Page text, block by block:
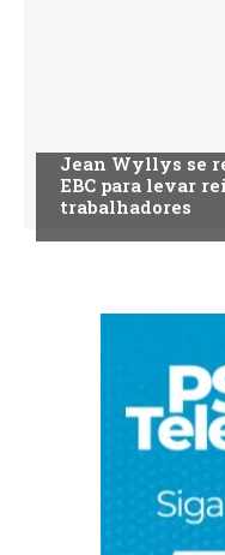
Jean Wyllys se
EBC para levar
trabalhadores